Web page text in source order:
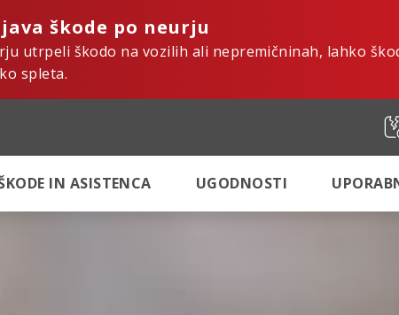
škode po neurju
utrpeli škodo na vozilih ali nepremičninah, lahko
spleta.
IN ASISTENCA UGODNOSTI